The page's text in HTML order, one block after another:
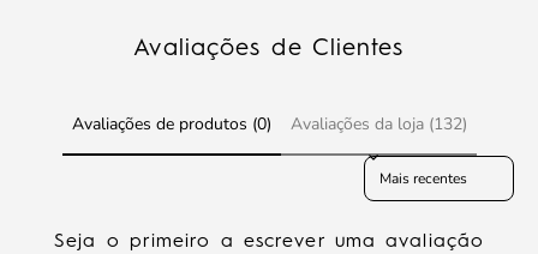
Avaliações de Clientes
Avaliações de produtos (0) Avaliações da loja (132)
Sort reviews by
Seja o primeiro a escrever uma avaliação